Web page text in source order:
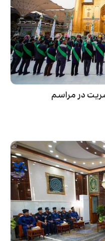
در مراسم